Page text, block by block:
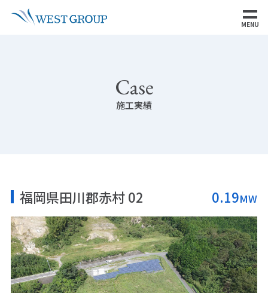
MENU
SITE MAP
Case
施工実績
福岡県田川郡赤村 02 0.19MW